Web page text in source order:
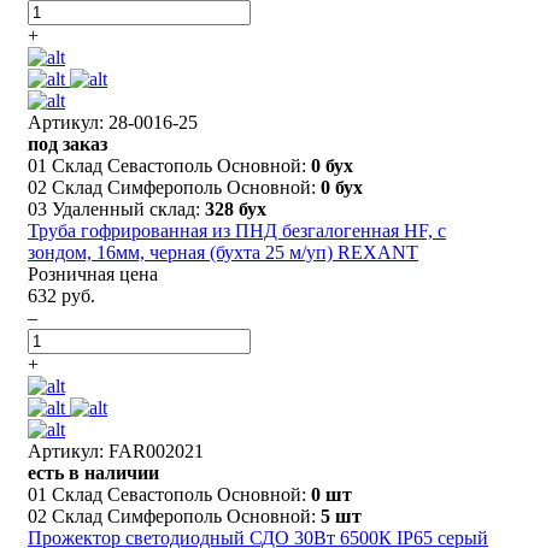
+
Артикул: 28-0016-25
под заказ
01 Склад Севастополь Основной: 0 бух
02 Склад Симферополь Основной: 0 бух
03 Удаленный склад: 328 бух
Труба гофрированная из ПНД безгалогенная HF, с
зондом, 16мм, черная (бухта 25 м/уп) REXANT
Розничная цена
632 руб.
–
+
Артикул: FAR002021
есть в наличии
01 Склад Севастополь Основной: 0 шт
02 Склад Симферополь Основной: 5 шт
Прожектор светодиодный СДО 30Вт 6500К IP65 серый